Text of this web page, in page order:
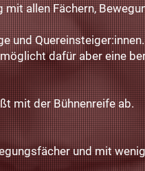
allen Fächern,
und
dafür aber eine
mit der Bühnenreife ab.
und mit